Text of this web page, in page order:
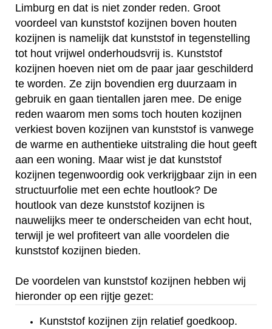
Limburg en dat is niet zonder reden. Groot
voordeel van kunststof kozijnen boven houten
kozijnen is namelijk dat kunststof in tegenstelling
tot hout vrijwel onderhoudsvrij is. Kunststof
kozijnen hoeven niet om de paar jaar geschilderd
te worden. Ze zijn bovendien erg duurzaam in
gebruik en gaan tientallen jaren mee. De enige
reden waarom men soms toch houten kozijnen
verkiest boven kozijnen van kunststof is vanwege
de warme en authentieke uitstraling die hout geeft
aan een woning. Maar wist je dat kunststof
kozijnen tegenwoordig ook verkrijgbaar zijn in een
structuurfolie met een echte houtlook? De
houtlook van deze kunststof kozijnen is
nauwelijks meer te onderscheiden van echt hout,
terwijl je wel profiteert van alle voordelen die
kunststof kozijnen bieden.
De voordelen van kunststof kozijnen hebben wij
hieronder op een rijtje gezet:
Kunststof kozijnen zijn relatief goedkoop.